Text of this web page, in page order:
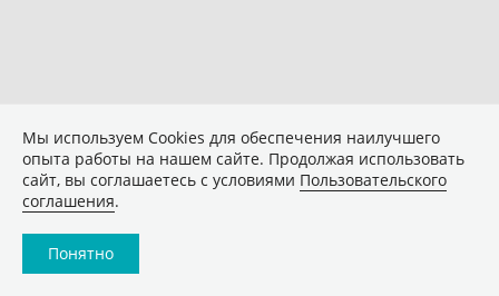
Мы используем Сookies для обеспечения наилучшего
опыта работы на нашем сайте. Продолжая использовать
сайт, вы соглашаетесь с условиями Пользовательского
соглашения.
Понятно